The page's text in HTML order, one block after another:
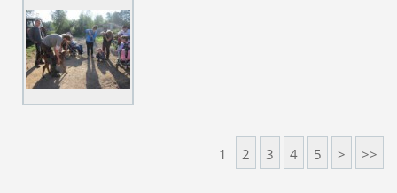
1 2 3 4 5 > >>